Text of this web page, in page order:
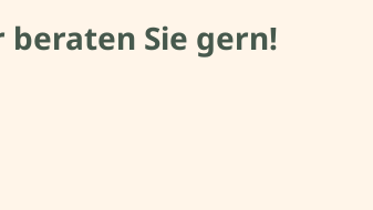
beraten Sie gern!